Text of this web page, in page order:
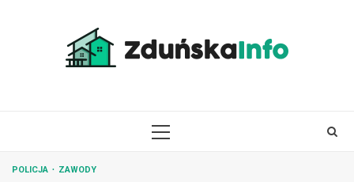
PRIMARY
POLICJA ZAWODY